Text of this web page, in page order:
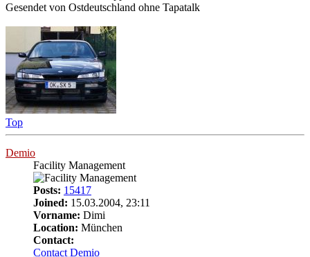
Gesendet von Ostdeutschland ohne Tapatalk
Top
Demio
Facility Management
Posts: 15417
Joined: 15.03.2004, 23:11
Vorname: Dimi
Location: München
Contact:
Contact Demio